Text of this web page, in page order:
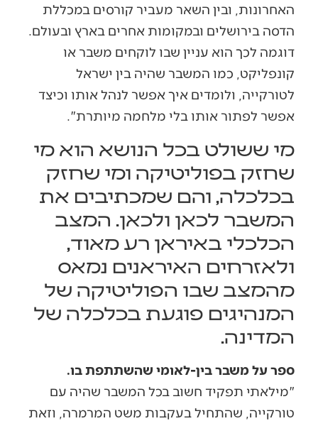
האחרונות, ובין השאר מעביר קורסים במכללת
הדסה בירושלים ובמקומות אחרים בארץ ובעולם.
דוגמה לכך הוא עניין שבו לוקחים משבר או
קונפליקט, כמו המשבר שהיה בין ישראל
לטורקייה, ולומדים איך אפשר לנהל אותו וכיצד
אפשר לפתור אותו בלי מלחמה מיותרת".
מי ששולט בכל הנושא הוא מי
שחזק בפוליטיקה ומי שחזק
בכלכלה, והם שמכתיבים את
המשבר לכאן ולכאן. המצב
הכלכלי באיראן רע מאוד,
ולאזרחים האיראנים נמאס
מהמצב שבו הפוליטיקה של
המנהיגים פוגעת בכלכלה של
המדינה.
ספר על משבר בין-לאומי שהשתתפת בו.
"מילאתי תפקיד חשוב בכל המשבר שהיה עם
טורקייה, שהתחיל בעקבות משט המרמרה, וזאת